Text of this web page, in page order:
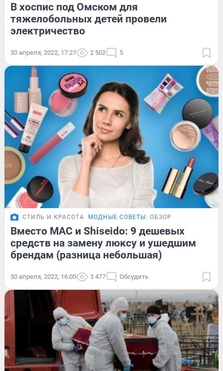
В хоспис под Омском для
тяжелобольных детей провели
электричество
30 апреля, 2022, 17:27 2 502 5
СТИЛЬ И КРАСОТА МОДНЫЕ СОВЕТЫ ОБЗОР
Вместо MAC и Shiseido: 9 дешевых
средств на замену люксу и ушедшим
брендам (разница небольшая)
30 апреля, 2022, 16:00 3 477 Обсудить